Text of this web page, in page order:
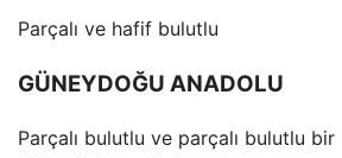
Parçalı ve hafif bulutlu
GÜNEYDOĞU ANADOLU
Parçalı bulutlu ve parçalı bulutlu